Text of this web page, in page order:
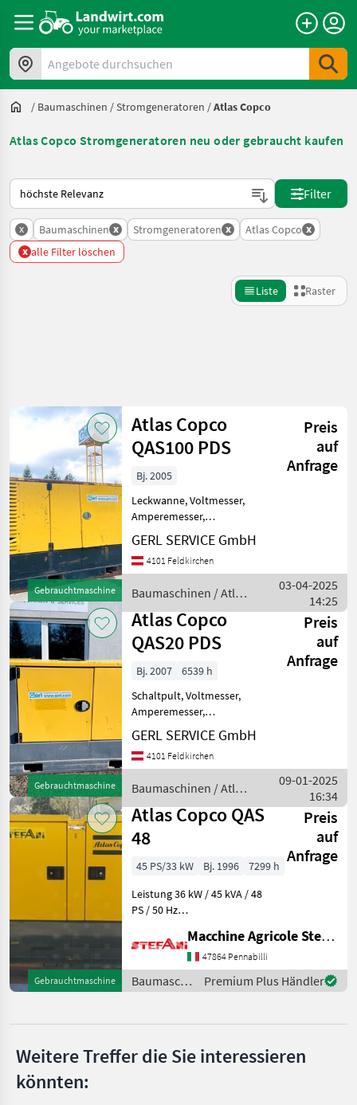
Angebote durchsuchen
/ Baumaschinen /Stromgeneratoren /Atlas Copco
Atlas Copco Stromgeneratoren neu oder gebraucht kaufen
So wird auf Landwirt.com sortiert
Filter
x Baumaschinen x Stromgeneratoren x Atlas Copco x
x alle Filter löschen
Liste Raster
Kategorie 4 Land Filter
AKTUELLER
PFAD
Bautechnik
Baumaschinen
Stromgeneratoren
Atlas
Copco
KATEGORIE
WÄHLEN
Atlas Copco
Honda
Endress
Pramac
Daru
Alle 8
Marktplatz Händlerangebote Kleinanzeigen
Zurücksetzen
3
Ergebnisse
anzeigen
Gebrauchtmaschine
Atlas Copco
QAS100 PDS
Preis
auf
Anfrage
Bj. 2005
Leckwanne, Voltmesser,
Amperemesser,
Hertzmesser, Startbatterie,
Auspuffsystem #Generator
Atlas Copco QAS100 PDS
S/N.................523670 Mo
GERL SERVICE GmbH
4101 Feldkirchen
Baumaschinen / Atlas
Copco
03-04-2025
14:25
Gebrauchtmaschine
Atlas Copco
QAS20 PDS
Preis
auf
Anfrage
Bj. 2007
6539 h
Schaltpult, Voltmesser,
Amperemesser,
Startbatterie #Generator
Atlas Copco QAS20 PDS
Baujahr.............2007
S/N.................YA306276270683565
Stundenzähler....
GERL SERVICE GmbH
4101 Feldkirchen
Baumaschinen / Atlas
Copco
09-01-2025
16:34
Gebrauchtmaschine
Atlas Copco QAS
48
Preis
auf
Anfrage
45 PS/33 kW Bj. 1996
7299 h
Leistung 36 kW / 45 kVA / 48
PS / 50 Hz
Perkins-Motor Leergewicht
schallabsorbierenden
Paneelen schallgedämpft
Macchine Agricole Stefani Luciano
47864 Pennabilli
Baumaschinen
/ Atlas
Premium Plus Händler
Weitere Treffer die Sie interessieren
könnten: